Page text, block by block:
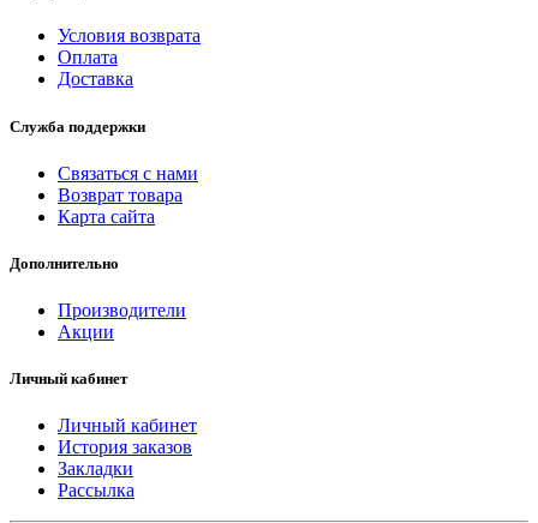
Условия возврата
Оплата
Доставка
Служба поддержки
Связаться с нами
Возврат товара
Карта сайта
Дополнительно
Производители
Акции
Личный кабинет
Личный кабинет
История заказов
Закладки
Рассылка